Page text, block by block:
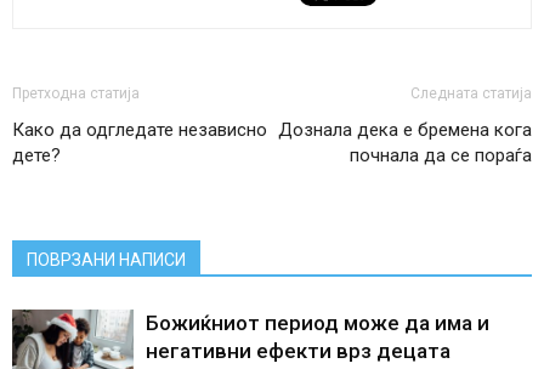
Претходна статија
Како да одгледате независно
дете?
Следната статија
Дознала дека е бремена кога
почнала да се пораѓа
ПОВРЗАНИ НАПИСИ
Божиќниот период може да има и
негативни ефекти врз децата